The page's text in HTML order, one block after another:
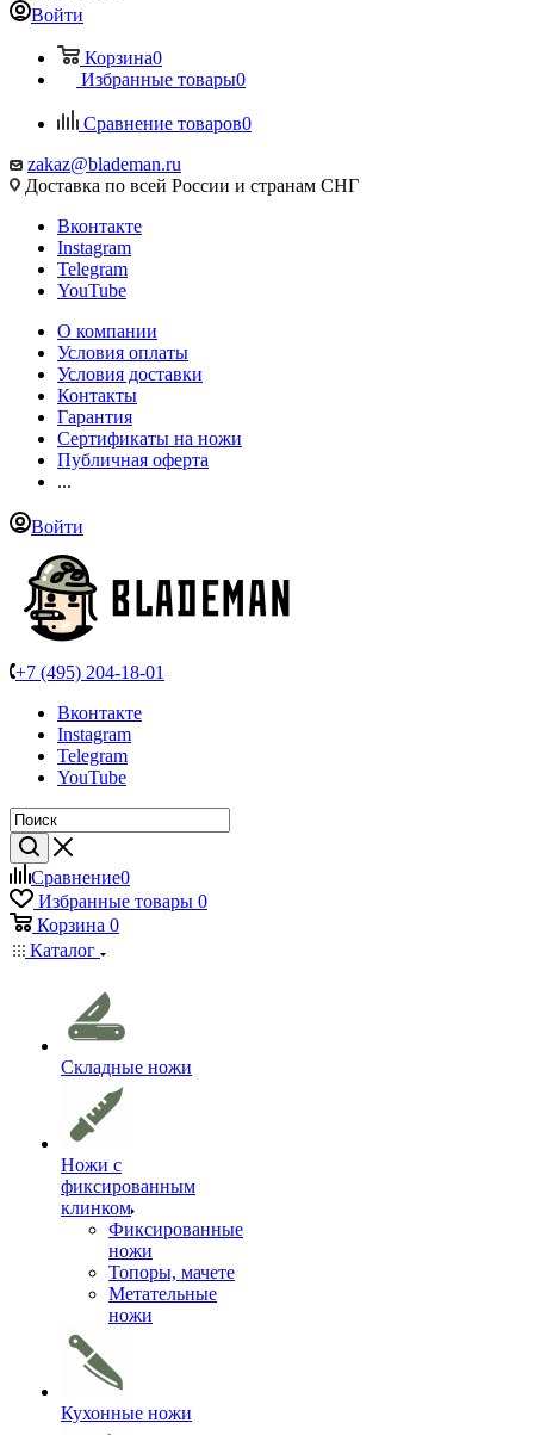
Войти
Корзина0
Избранные товары0
Сравнение товаров0
zakaz@blademan.ru
Доставка по всей России и странам СНГ
Вконтакте
Instagram
Telegram
YouTube
О компании
Условия оплаты
Условия доставки
Контакты
Гарантия
Сертификаты на ножи
Публичная оферта
...
Войти
+7 (495) 204-18-01
Вконтакте
Instagram
Telegram
YouTube
Сравнение0
Избранные товары 0
Корзина 0
Каталог
Складные ножи
Ножи с
фиксированным
клинком
Фиксированные
ножи
Топоры, мачете
Метательные
ножи
Кухонные ножи